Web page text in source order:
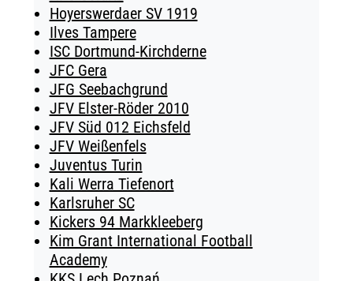
Hoyerswerdaer SV 1919
Ilves Tampere
ISC Dortmund-Kirchderne
JFC Gera
JFG Seebachgrund
JFV Elster-Röder 2010
JFV Süd 012 Eichsfeld
JFV Weißenfels
Juventus Turin
Kali Werra Tiefenort
Karlsruher SC
Kickers 94 Markkleeberg
Kim Grant International Football
Academy